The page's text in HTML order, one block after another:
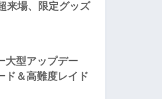
来場、限定グッズ
大型アップデー
ド＆高難度レイド